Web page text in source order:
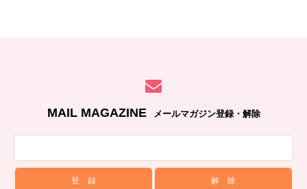
MAIL MAGAZINE メールマガジン登録・解除